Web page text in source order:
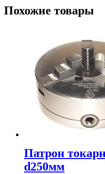
Похожие товары
Патрон
d250мм